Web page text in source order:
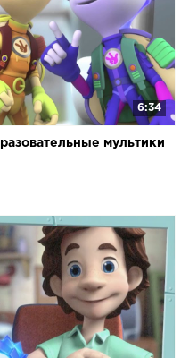
6:34
мультики